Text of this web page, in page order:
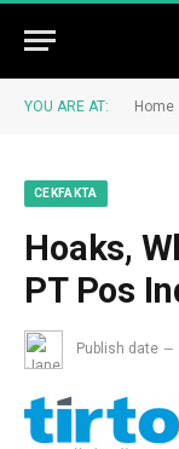
YOU ARE AT: Home
CEKFAKTA
Hoaks,
PT Pos
Publish date